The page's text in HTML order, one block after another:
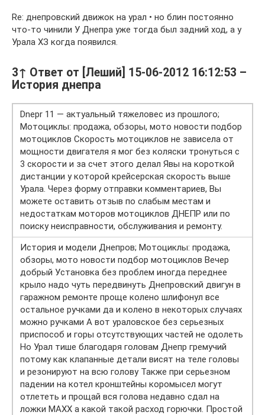
Re: днепровский движок на урал • но блин постоянно
что-то чинили У Днепра уже тогда был задний ход, а у
Урала ХЗ когда появился.
3↑ Ответ от [Леший] 15-06-2012 16:12:53 –
История днепра
Dnepr 11 — актуальный тяжеловес из прошлого;
Мотоциклы: продажа, обзоры, мото новости подбор
мотоциклов Скорость мотоциклов не зависела от
мощности двигателя я мог без коляски тронуться с
3 скорости и за счет этого делал Явы на короткой
дистанции у которой крейсерская скорость выше
Урала. Через форму отправки комментариев, Вы
можете оставить отзыв по слабым местам и
недостаткам моторов мотоциклов ДНЕПР или по
поиску неисправности, обслуживания и ремонту.
История и модели Днепров; Мотоциклы: продажа,
обзоры, мото новости подбор мотоциклов Вечер
добрый Установка без проблем иногда переднее
крыло надо чуть передвинуть Днепровский двигун в
гаражном ремонте проще колено шлифонул все
остальное ручками да и колено в некоторых случаях
можно ручками А вот ураловское без серьезных
приспособ и горы отсутствующих частей не одолеть
Но Урал тише благодаря головам Днепр гремучий
потому как клапанные детали висят на теле головы
и резонируют на всю голову Также при серьезном
падении на котел кронштейны коромысел могут
отлететь и прощай вся голова недавно сдал на
ложки MAXX а какой такой расход горючки. Простой